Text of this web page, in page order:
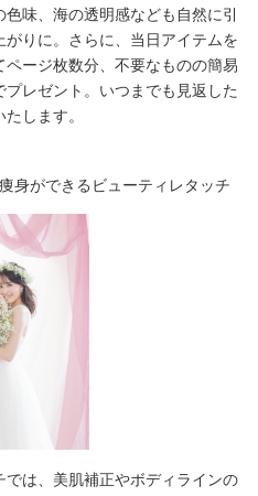
味、海の透明感なども自然に引
りに。さらに、当日アイテムを
ージ枚数分、不要なものの簡易
レゼント。いつまでも見返した
します。
身ができるビューティレタッチ
は、美肌補正やボディラインの